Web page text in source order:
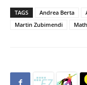
TAGS Andrea Berta
Martin Zubimendi